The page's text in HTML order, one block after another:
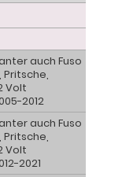
auch Fuso
Pritsche,
Volt
2012
auch Fuso
Pritsche,
Volt
2021